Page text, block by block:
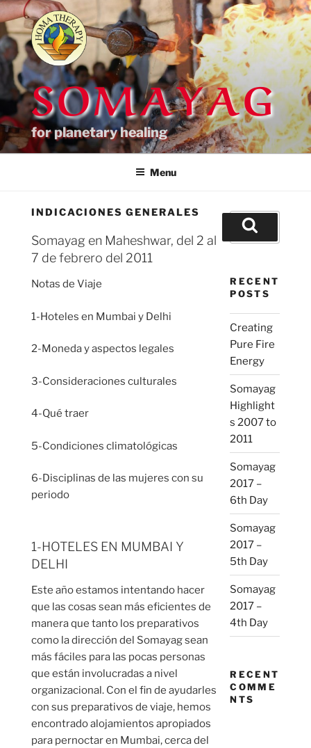
Skip
to
content
SOMAYAG
for planetary healing
Menu
INDICACIONES GENERALES
Somayag en Maheshwar, del 2 al
7 de febrero del 2011
Notas de Viaje
1-Hoteles en Mumbai y Delhi
2-Moneda y aspectos legales
3-Consideraciones culturales
4-Qué traer
5-Condiciones climatológicas
6-Disciplinas de las mujeres con su
periodo
1-HOTELES EN MUMBAI Y
DELHI
Este año estamos intentando hacer
que las cosas sean más eficientes de
manera que tanto los preparativos
como la dirección del Somayag sean
más fáciles para las pocas personas
que están involucradas a nivel
organizacional. Con el fin de ayudarles
con sus preparativos de viaje, hemos
encontrado alojamientos apropiados
para pernoctar en Mumbai, cerca del
Search
for:
Search
RECENT
POSTS
Creating
Pure Fire
Energy
Somayag
Highlight
s 2007 to
2011
Somayag
2017 –
6th Day
Somayag
2017 –
5th Day
Somayag
2017 –
4th Day
RECENT
COMME
NTS